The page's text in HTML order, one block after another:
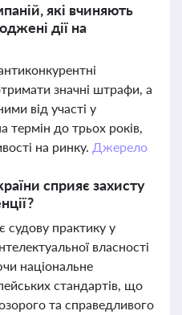
які вчиняють
дії на
значні штрафи, а
від участі у
термін до трьох років,
на ринку. Джерело
сприяє захисту
судову практику у
власності
національне
стандартів, що
та справедливого